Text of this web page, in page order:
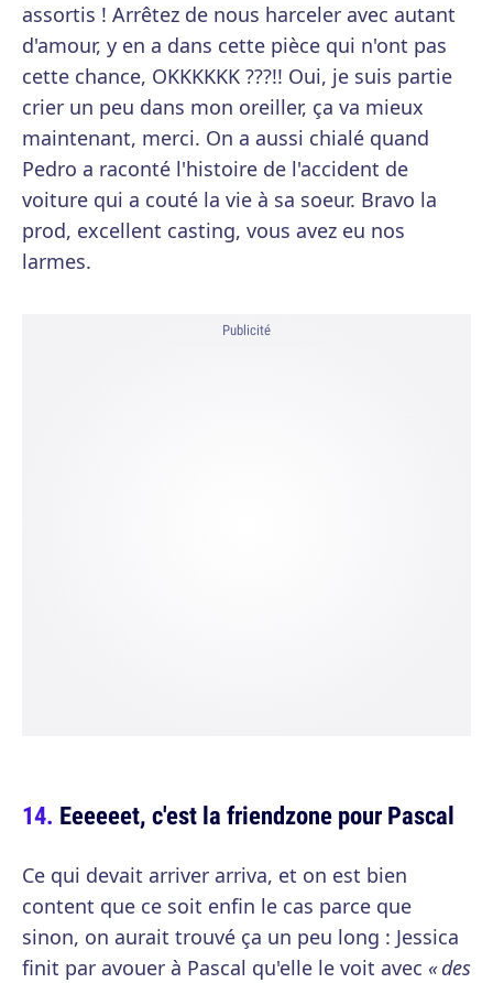
assortis ! Arrêtez de nous harceler avec autant
d'amour, y en a dans cette pièce qui n'ont pas
cette chance, OKKKKKK ???!! Oui, je suis partie
crier un peu dans mon oreiller, ça va mieux
maintenant, merci. On a aussi chialé quand
Pedro a raconté l'histoire de l'accident de
voiture qui a couté la vie à sa soeur. Bravo la
prod, excellent casting, vous avez eu nos
larmes.
Publicité
Eeeeeet, c'est la friendzone pour Pascal
Ce qui devait arriver arriva, et on est bien
content que ce soit enfin le cas parce que
sinon, on aurait trouvé ça un peu long : Jessica
finit par avouer à Pascal qu'elle le voit avec « des